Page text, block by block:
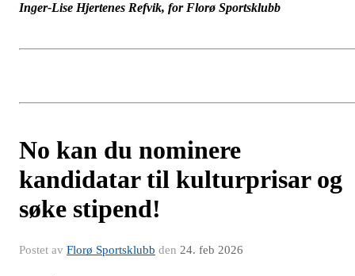
Inger-Lise Hjertenes Refvik, for Florø Sportsklubb
No kan du nominere
kandidatar til kulturprisar og
søke stipend!
Postet av Florø Sportsklubb den 24. feb 2026